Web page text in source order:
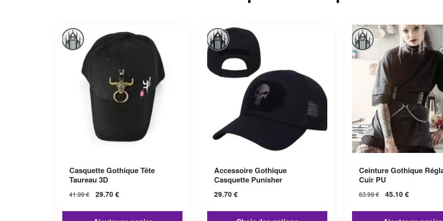
Casquette Gothique Tête
Taureau 3D
41.99€ 29.70 €
Accessoire Gothique
Casquette Punisher
29.70 €
Les options peuvent être choisies
Ceinture Gothique
Cuir PU
63.99€ 45.10 €